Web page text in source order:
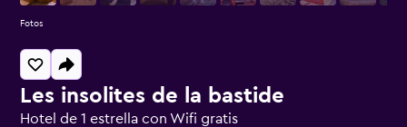
Les insolites de la bastide
Hotel de 1 estrella con Wifi gratis
Fotos